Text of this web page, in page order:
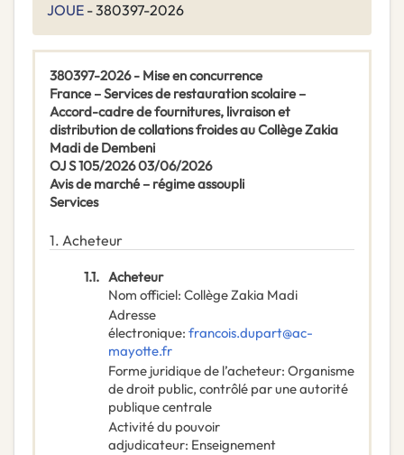
JOUE - 380397-2026
380397-2026 - Mise en concurrence
France – Services de restauration scolaire –
Accord-cadre de fournitures, livraison et
distribution de collations froides au Collège Zakia
Madi de Dembeni
OJ S 105/2026 03/06/2026
Avis de marché – régime assoupli
Services
1. Acheteur
1.1. Acheteur
Nom officiel: Collège Zakia Madi
Adresse
électronique: francois.dupart@ac-
mayotte.fr
Forme juridique de l’acheteur: Organisme
de droit public, contrôlé par une autorité
publique centrale
Activité du pouvoir
adjudicateur: Enseignement